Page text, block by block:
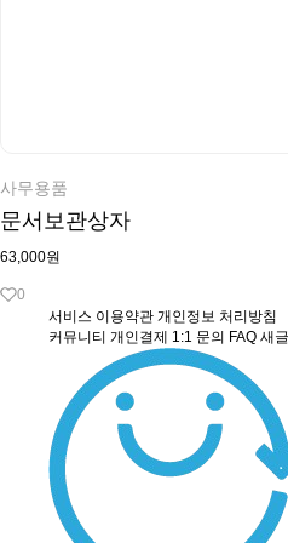
사무용품
문서보관상자
63,000원
0
서비스 이용약관 개인정보 처리방침
커뮤니티 개인결제 1:1 문의 FAQ 새글